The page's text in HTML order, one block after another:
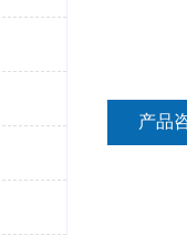
产品